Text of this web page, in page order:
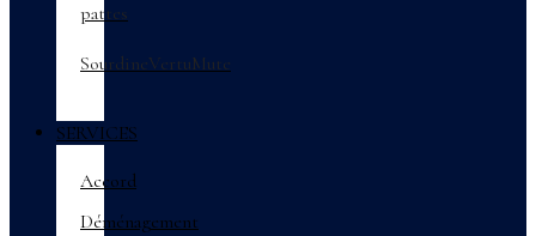
pattes
SourdineVertuMute
SERVICES
Accord
Déménagement